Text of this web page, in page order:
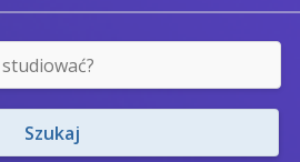
Szukaj